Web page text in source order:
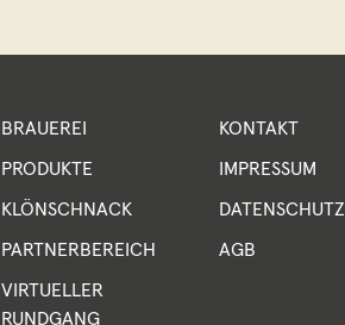
BRAUEREI
PRODUKTE
KLÖNSCHNACK
PARTNERBEREICH
VIRTUELLER
RUNDGANG
KONTAKT
IMPRESSUM
DATENSCHUTZ
AGB